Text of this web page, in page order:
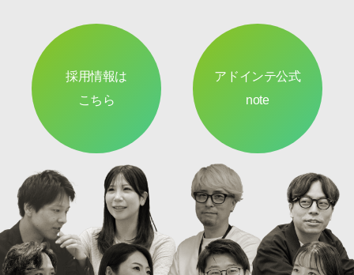
採用情報は
こちら
アドインテ公式
note